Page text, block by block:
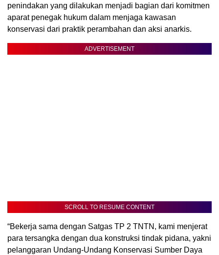
penindakan yang dilakukan menjadi bagian dari komitmen
aparat penegak hukum dalam menjaga kawasan
konservasi dari praktik perambahan dan aksi anarkis.
ADVERTISEMENT
SCROLL TO RESUME CONTENT
“Bekerja sama dengan Satgas TP 2 TNTN, kami menjerat
para tersangka dengan dua konstruksi tindak pidana, yakni
pelanggaran Undang-Undang Konservasi Sumber Daya